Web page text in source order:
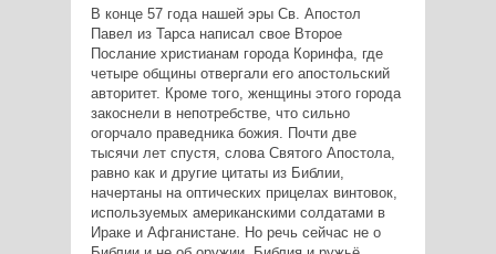
В конце 57 года нашей эры Св. Апостол
Павел из Тарса написал свое Второе
Послание христианам города Коринфа, где
четыре общины отвергали его апостольский
авторитет. Кроме того, женщины этого города
закоснели в непотребстве, что сильно
огорчало праведника божия. Почти две
тысячи лет спустя, слова Святого Апостола,
равно как и другие цитаты из Библии,
начертаны на оптических прицелах винтовок,
используемых американскими солдатами в
Ираке и Афганистане. Но речь сейчас не о